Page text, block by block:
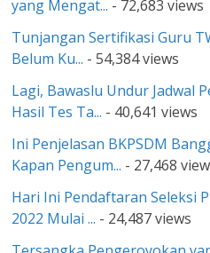
yang Mengat... - 72,683 views
Tunjangan Sertifikasi Guru
Belum Ku... - 54,384 views
Lagi, Bawaslu Undur Jadwal
Hasil Tes Ta... - 40,641 views
Ini Penjelasan BKPSDM
Kapan Pengum... - 27,468
Hari Ini Pendaftaran Seleksi
2022 Mulai ... - 24,487 views